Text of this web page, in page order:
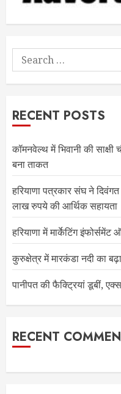
Search
for:
RECENT POSTS
कॉमनवेल्थ में भिवानी की साक्षी
बना ताकत
हरियाणा पत्रकार संघ ने
लाख रुपये की आर्थिक सहायता
हरियाणा में मार्केटिंग
कुरुक्षेत्र में मारकंडा नदी का
पानीपत की फैक्ट्रियां डूबीं,
RECENT